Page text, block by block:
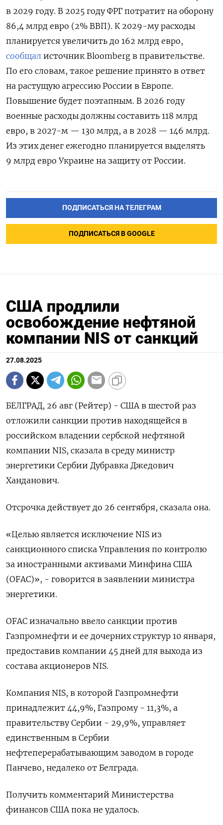
в 2029 году. В 2025 году ФРГ потратит на оборону
86,4 млрд евро (2% ВВП). К 2029-му расходы
планируется увеличить до 162 млрд евро,
сообщал источник Bloomberg в правительстве.
По его словам, такое решение принято в ответ
на растущую агрессию России в Европе.
Повышение будет поэтапным. В 2026 году
военные расходы должны составить 118 млрд
евро, в 2027-м — 130 млрд, а в 2028 — 146 млрд.
Из этих денег ежегодно планируется выделять
9 млрд евро Украине на защиту от России.
ПОДПИСАТЬСЯ НА ТЕЛЕГРАМ
ПОДПИСАТЬСЯ В GOOGLE
США продлили
освобождение нефтяной
компании NIS от санкций
27.08.2025
БЕЛГРАД, 26 авг (Рейтер) - США в шестой раз
отложили санкции против находящейся в
российском владении сербской нефтяной
компании NIS, сказала в среду министр
энергетики Сербии Дубравка Джедович
Ханданович.
Отсрочка действует до 26 сентября, сказала она.
«Целью является исключение NIS из
санкционного списка Управления по контролю
за иностранными активами Минфина США
(OFAC)», - говорится в заявлении министра
энергетики.
OFAC изначально ввело санкции против
Газпромнефти и ее дочерних структур 10 января,
предоставив компании 45 дней для выхода из
состава акционеров NIS.
Компания NIS, в которой Газпромнефти
принадлежит 44,9%, Газпрому - 11,3%, а
правительству Сербии - 29,9%, управляет
единственным в Сербии
нефтеперерабатывающим заводом в городе
Панчево, недалеко от Белграда.
Получить комментарий Министерства
финансов США пока не удалось.